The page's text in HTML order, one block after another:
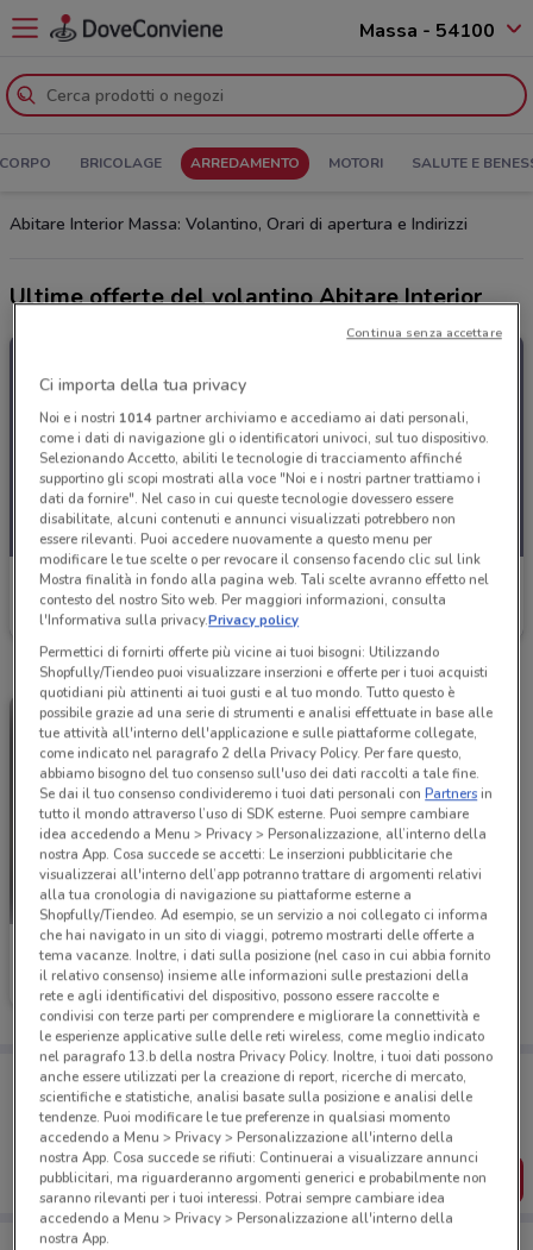
Massa - 54100
BRICOLAGE ARREDAMENTO MOTORI SALUTE E
Abitare Interior Massa: Volantino, Orari di apertura e Indirizzi
Ultime offerte del volantino Abitare Interior
Abitare Interior
Scade il 31/12
Abitare Interior
Scade il 31/12
Porta DoveConviene sempre con te!
Puoi trovare le migliori offerte dei negozi vicino a te,
salvarle e creare la tua lista del risparmio, comodamente
dal tuo cellulare.
SCARICA L’APP
Ci importa della tua privacy
Noi e i nostri 1014partner archiviamo e accediamo ai dati personali,
come i dati di navigazione gli o identificatori univoci, sul tuo dispositivo.
Selezionando Accetto, abiliti le tecnologie di tracciamento affinché
supportino gli scopi mostrati alla voce "Noi e i nostri partner trattiamo i
dati da fornire". Nel caso in cui queste tecnologie dovessero essere
disabilitate, alcuni contenuti e annunci visualizzati potrebbero non
essere rilevanti. Puoi accedere nuovamente a questo menu per
modificare le tue scelte o per revocare il consenso facendo clic sul link
Mostra finalità in fondo alla pagina web. Tali scelte avranno effetto nel
contesto del nostro Sito web. Per maggiori informazioni, consulta
l'Informativa sulla privacy.Privacy policy
Permettici di fornirti offerte più vicine ai tuoi bisogni: Utilizzando
Shopfully/Tiendeo puoi visualizzare inserzioni e offerte per i tuoi acquisti
quotidiani più attinenti ai tuoi gusti e al tuo mondo. Tutto questo è
possibile grazie ad una serie di strumenti e analisi effettuate in base alle
tue attività all'interno dell'applicazione e sulle piattaforme collegate,
come indicato nel paragrafo 2 della Privacy Policy. Per fare questo,
abbiamo bisogno del tuo consenso sull'uso dei dati raccolti a tale fine.
Se dai il tuo consenso condivideremo i tuoi dati personali conPartnersin
tutto il mondo attraverso l’uso di SDK esterne. Puoi sempre cambiare
idea accedendo a Menu > Privacy > Personalizzazione, all’interno della
nostra App. Cosa succede se accetti: Le inserzioni pubblicitarie che
visualizzerai all'interno dell’app potranno trattare di argomenti relativi
alla tua cronologia di navigazione su piattaforme esterne a
Shopfully/Tiendeo. Ad esempio, se un servizio a noi collegato ci informa
che hai navigato in un sito di viaggi, potremo mostrarti delle offerte a
tema vacanze. Inoltre, i dati sulla posizione (nel caso in cui abbia fornito
il relativo consenso) insieme alle informazioni sulle prestazioni della
rete e agli identificativi del dispositivo, possono essere raccolte e
condivisi con terze parti per comprendere e migliorare la connettività e
le esperienze applicative sulle delle reti wireless, come meglio indicato
nel paragrafo 13.b della nostra Privacy Policy. Inoltre, i tuoi dati possono
anche essere utilizzati per la creazione di report, ricerche di mercato,
scientifiche e statistiche, analisi basate sulla posizione e analisi delle
tendenze. Puoi modificare le tue preferenze in qualsiasi momento
accedendo a Menu > Privacy > Personalizzazione all'interno della
nostra App. Cosa succede se rifiuti: Continuerai a visualizzare annunci
pubblicitari, ma riguarderanno argomenti generici e probabilmente non
saranno rilevanti per i tuoi interessi. Potrai sempre cambiare idea
accedendo a Menu > Privacy > Personalizzazione all'interno della
nostra App.
Continua senza accettare